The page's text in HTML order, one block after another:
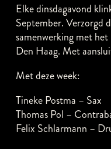
Elke dinsdagavond
September. Verzorgd
samenwerking met
Den Haag. Met
Met deze week:
Tineke Postma – Sax
Thomas Pol –
Felix Schlarmann –